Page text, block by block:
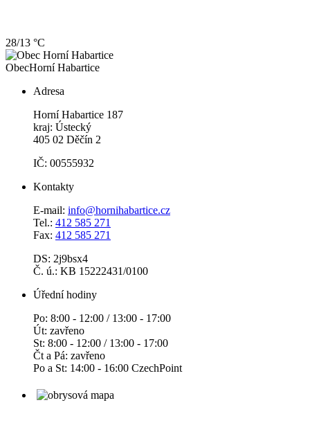
28/13 °C
ObecHorní Habartice
Adresa
Horní Habartice 187
kraj: Ústecký
405 02 Děčín 2
IČ: 00555932
Kontakty
E-mail: info@hornihabartice.cz
Tel.: 412 585 271
Fax: 412 585 271
DS: 2j9bsx4
Č. ú.: KB 15222431/0100
Úřední hodiny
Po: 8:00 - 12:00 / 13:00 - 17:00
Út: zavřeno
St: 8:00 - 12:00 / 13:00 - 17:00
Čt a Pá: zavřeno
Po a St: 14:00 - 16:00 CzechPoint